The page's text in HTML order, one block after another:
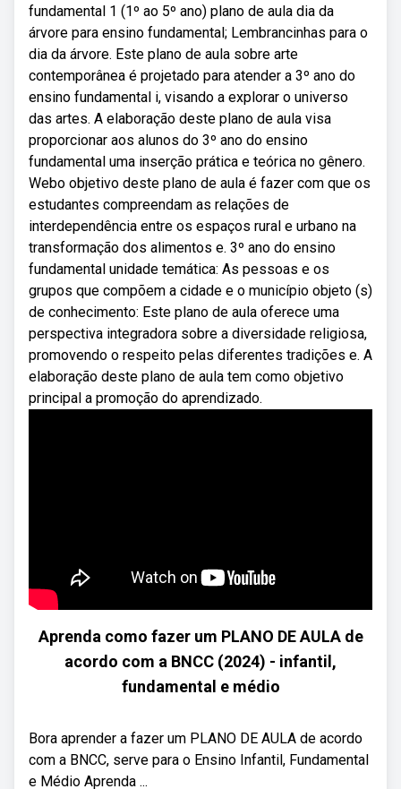
fundamental 1 (1º ao 5º ano) plano de aula dia da
árvore para ensino fundamental; Lembrancinhas para o
dia da árvore. Este plano de aula sobre arte
contemporânea é projetado para atender a 3º ano do
ensino fundamental i, visando a explorar o universo
das artes. A elaboração deste plano de aula visa
proporcionar aos alunos do 3º ano do ensino
fundamental uma inserção prática e teórica no gênero.
Webo objetivo deste plano de aula é fazer com que os
estudantes compreendam as relações de
interdependência entre os espaços rural e urbano na
transformação dos alimentos e. 3º ano do ensino
fundamental unidade temática: As pessoas e os
grupos que compõem a cidade e o município objeto (s)
de conhecimento: Este plano de aula oferece uma
perspectiva integradora sobre a diversidade religiosa,
promovendo o respeito pelas diferentes tradições e. A
elaboração deste plano de aula tem como objetivo
principal a promoção do aprendizado.
Aprenda como fazer um PLANO DE AULA de
acordo com a BNCC (2024) - infantil,
fundamental e médio
Bora aprender a fazer um PLANO DE AULA de acordo
com a BNCC, serve para o Ensino Infantil, Fundamental
e Médio Aprenda ...